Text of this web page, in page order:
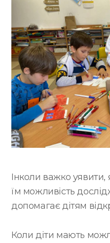
Інколи важко
їм можливість
допомагає дітям
Коли діти мають